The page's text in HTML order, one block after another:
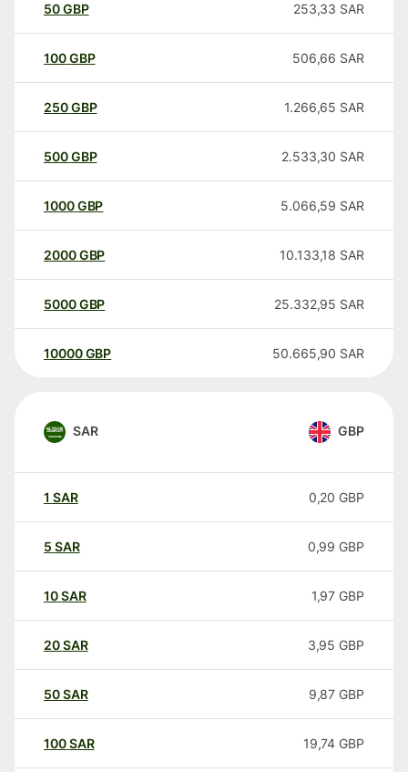
50GBP 253,33 SAR
100GBP 506,66 SAR
250GBP 1.266,65 SAR
500GBP 2.533,30 SAR
1000GBP 5.066,59 SAR
2000GBP 10.133,18 SAR
5000GBP 25.332,95 SAR
10000 GBP 50.665,90 SAR
SAR GBP
1 SAR 0,20 GBP
5 SAR 0,99 GBP
10SAR 1,97 GBP
20SAR 3,95 GBP
50SAR 9,87 GBP
100SAR 19,74 GBP